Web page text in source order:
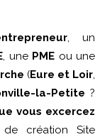
, un
, une PME ou une
(Eure et Loir,
la-Petite ?
vous excercez
création Site